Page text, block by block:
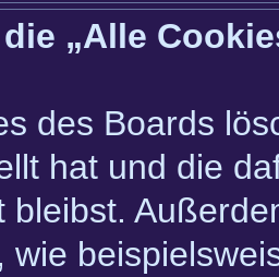
„Alle
des Boards
hat und die
bleibst.
wie